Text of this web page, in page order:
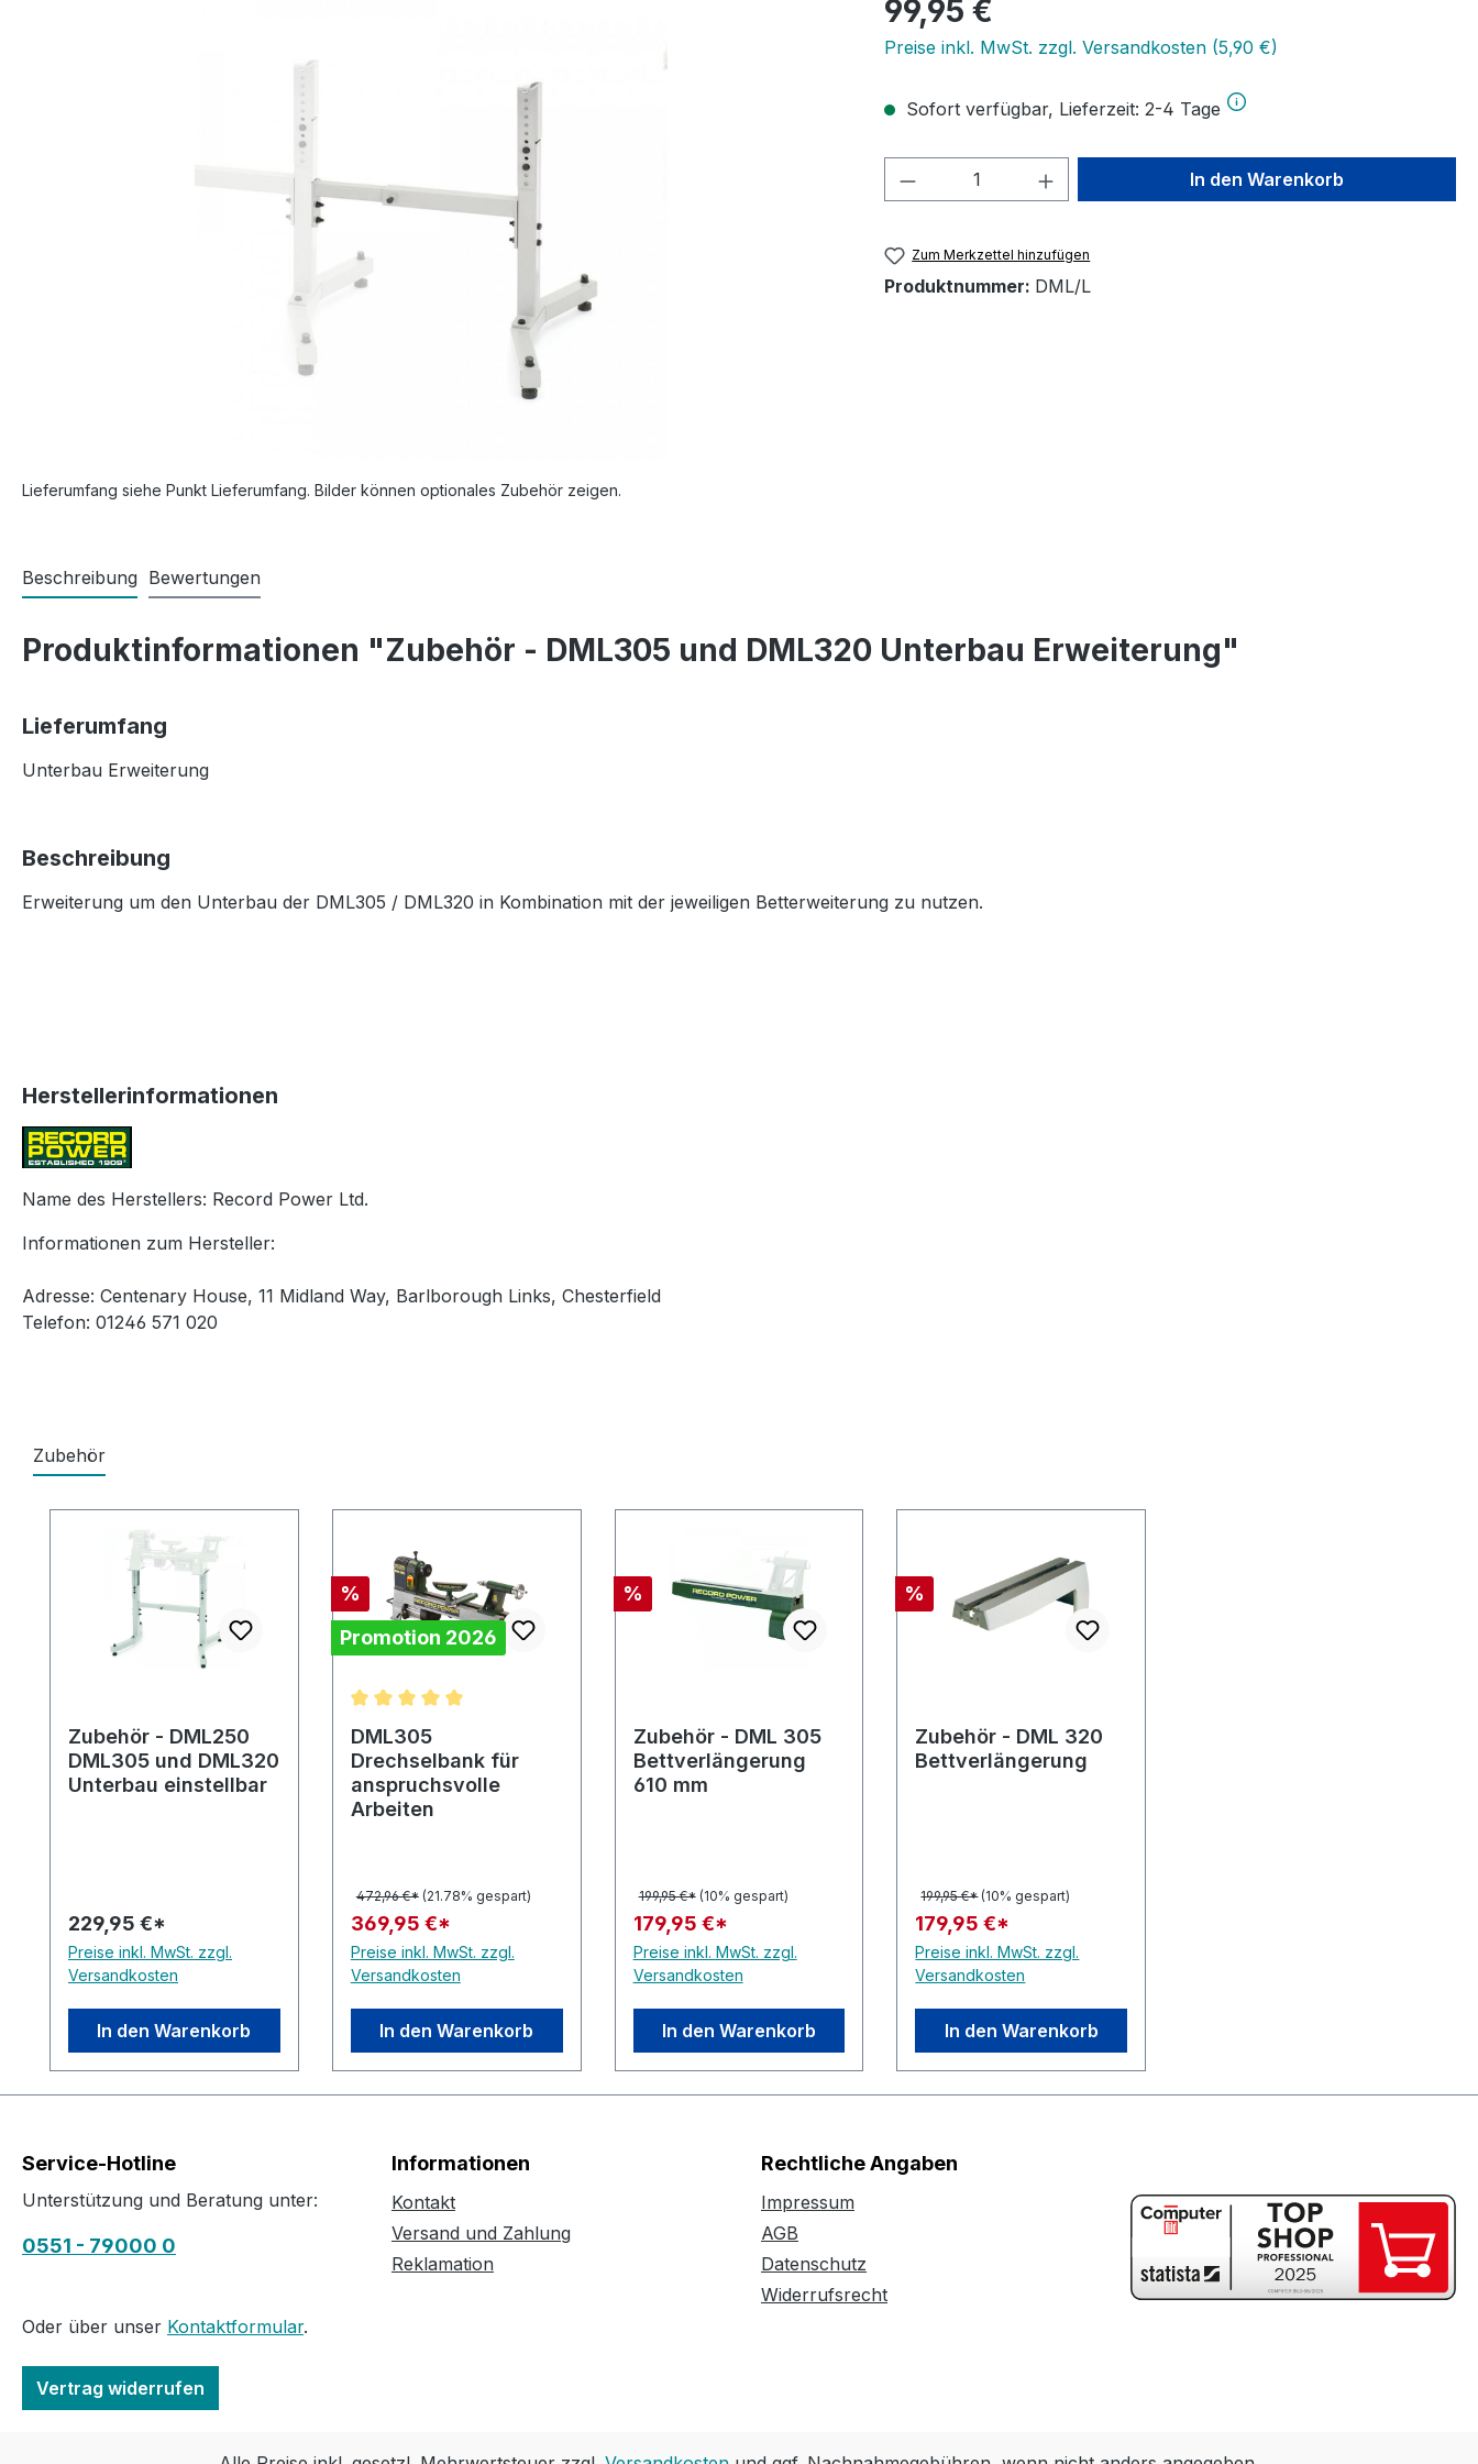
Lieferumfang siehe Punkt Lieferumfang. Bilder können optionales Zubehör zeigen.
99,95 €
Preise inkl. MwSt. zzgl. Versandkosten (5,90 €)
Sofort verfügbar, Lieferzeit: 2-4 Tage
Produkt Anzahl: Gib den gewünschten Wert
In den Warenkorb
Zum Merkzettel hinzufügen
Produktnummer: DML/L
Beschreibung Bewertungen
Produktinformationen "Zubehör - DML305 und DML320 Unterbau Erweiterung"
Lieferumfang
Unterbau Erweiterung
Beschreibung
Erweiterung um den Unterbau der DML305 / DML320 in Kombination mit der jeweiligen Betterweiterung zu nutzen.
Herstellerinformationen
Name des Herstellers: Record Power Ltd.
Informationen zum Hersteller:
Adresse: Centenary House, 11 Midland Way, Barlborough Links, Chesterfield
Telefon: 01246 571 020
Zubehör
Zubehör - DML250
DML305 und DML320
Unterbau einstellbar
229,95 €*
Preise inkl. MwSt. zzgl.
Versandkosten
In den Warenkorb
Rabatt
%
Promotion 2026
Durchschnittliche Bewertung von 5 von 5 Sternen
DML305
Drechselbank für
anspruchsvolle
Arbeiten
472,96 €* (21.78% gespart)
369,95 €*
Preise inkl. MwSt. zzgl.
Versandkosten
In den Warenkorb
Rabatt
%
Zubehör - DML 305
Bettverlängerung
610 mm
199,95 €* (10% gespart)
179,95 €*
Preise inkl. MwSt. zzgl.
Versandkosten
In den Warenkorb
Rabatt
%
Zubehör - DML 320
Bettverlängerung
199,95 €* (10% gespart)
179,95 €*
Preise inkl. MwSt. zzgl.
Versandkosten
In den Warenkorb
Service-Hotline
Unterstützung und Beratung unter:
0551 - 79000 0
Oder über unser Kontaktformular.
Vertrag widerrufen
Informationen
Kontakt
Versand und Zahlung
Reklamation
Rechtliche Angaben
Impressum
AGB
Datenschutz
Widerrufsrecht